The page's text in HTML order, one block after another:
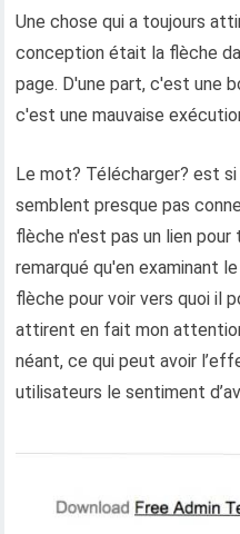
Une chose qui a toujours
conception était la flèche
page. D'une part, c'est une
c'est une mauvaise
Le mot? Télécharger? est si
semblent presque pas
flèche n'est pas un lien
remarqué qu'en examinant
flèche pour voir vers quoi il
attirent en fait mon
néant, ce qui peut avoir
utilisateurs le sentiment